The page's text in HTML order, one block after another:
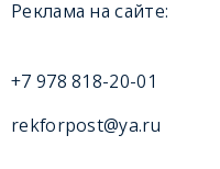
Реклама на сайте:
+7 978 818-20-01
rekforpost@ya.ru